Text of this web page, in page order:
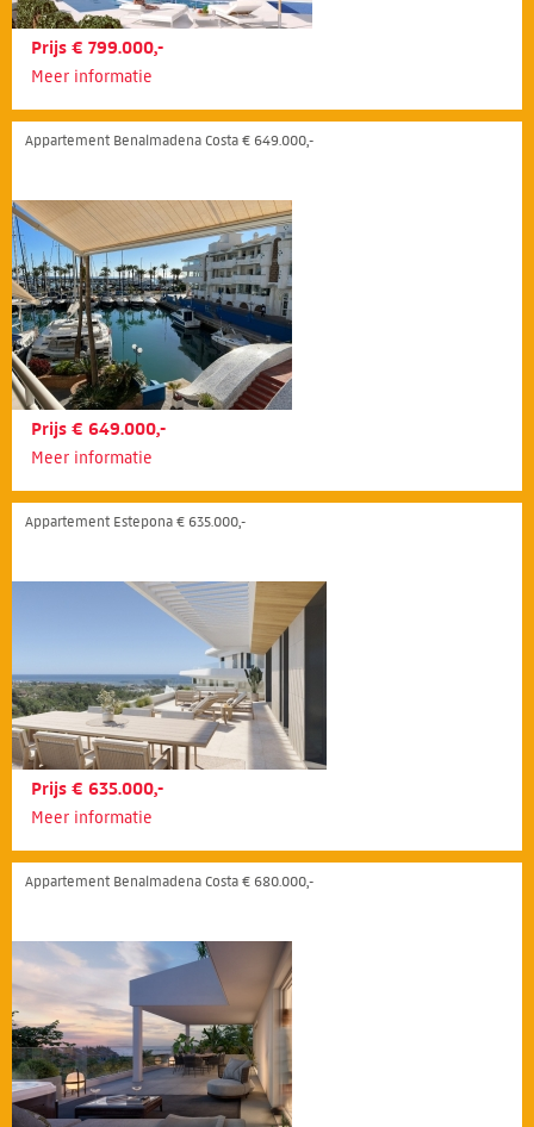
Prijs € 799.000,-
Meer informatie
Appartement Benalmadena Costa € 649.000,-
Prijs € 649.000,-
Meer informatie
Appartement Estepona € 635.000,-
Prijs € 635.000,-
Meer informatie
Appartement Benalmadena Costa € 680.000,-